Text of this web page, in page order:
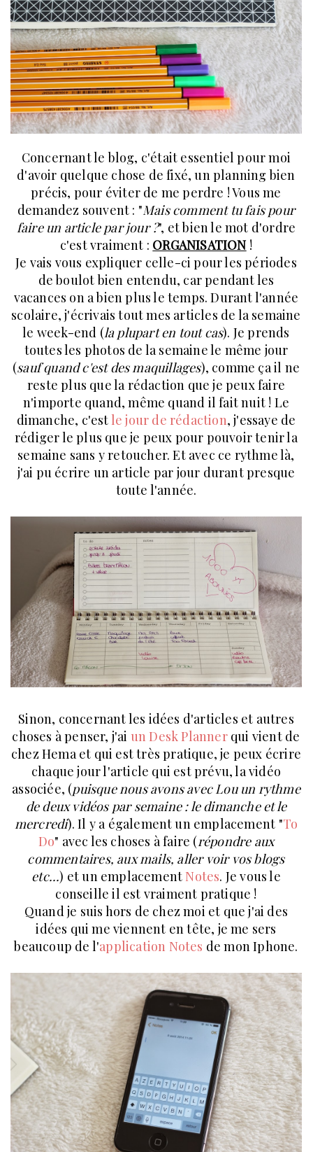
Concernant le blog, c'était essentiel pour moi
d'avoir quelque chose de fixé, un planning bien
précis, pour éviter de me perdre ! Vous me
demandez souvent : "Mais comment tu fais pour
faire un article par jour ?", et bien le mot d'ordre
c'est vraiment : ORGANISATION!
Je vais vous expliquer celle-ci pour les périodes
de boulot bien entendu, car pendant les
vacances on a bien plus le temps. Durant l'année
scolaire, j'écrivais tout mes articles de la semaine
le week-end (la plupart en tout cas). Je prends
toutes les photos de la semaine le même jour
(sauf quand c'est des maquillages), comme ça il ne
reste plus que la rédaction que je peux faire
n'importe quand, même quand il fait nuit ! Le
dimanche, c'est le jour de rédaction, j'essaye de
rédiger le plus que je peux pour pouvoir tenir la
semaine sans y retoucher. Et avec ce rythme là,
j'ai pu écrire un article par jour durant presque
toute l'année.
Sinon, concernant les idées d'articles et autres
choses à penser, j'ai un Desk Plannerqui vient de
chez Hema et qui est très pratique, je peux écrire
chaque jour l'article qui est prévu, la vidéo
associée, (puisque nous avons avec Lou un rythme
de deux vidéos par semaine : le dimanche et le
mercredi). Il y a également un emplacement "To
Do" avec les choses à faire (répondre aux
commentaires, aux mails, aller voir vos blogs
etc...) et un emplacement Notes. Je vous le
conseille il est vraiment pratique !
Quand je suis hors de chez moi et que j'ai des
idées qui me viennent en tête, je me sers
beaucoup de l'application Notes de mon Iphone.